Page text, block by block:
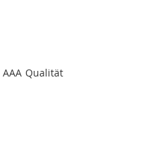
Qualität